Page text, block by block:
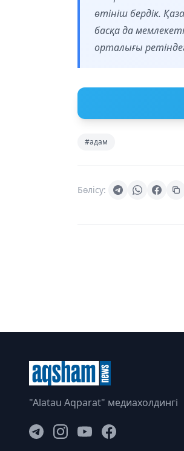
өтініш бердік.
басқа да
орталығы
#адам
Бөлісу:
"Alatau Aqparat" медиахолдингі